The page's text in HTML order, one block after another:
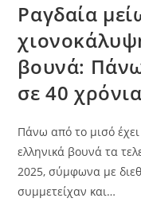
Ραγδαία
βουνά:
σε 40 χρόνια
Πάνω από το μισό
ελληνικά βουνά τα
2025, σύμφωνα με
συμμετείχαν και…